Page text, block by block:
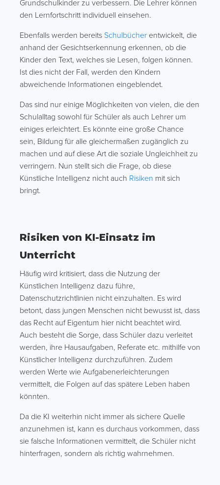
Grundschulkinder zu verbessern. Die Lehrer können
den Lernfortschritt individuell einsehen.
Ebenfalls werden bereits Schulbücher entwickelt, die
anhand der Gesichtserkennung erkennen, ob die
Kinder den Text, welches sie Lesen, folgen können.
Ist dies nicht der Fall, werden den Kindern
abweichende Informationen eingeblendet.
Das sind nur einige Möglichkeiten von vielen, die den
Schulalltag sowohl für Schüler als auch Lehrer um
einiges erleichtert. Es könnte eine große Chance
sein, Bildung für alle gleichermaßen zugänglich zu
machen und auf diese Art die soziale Ungleichheit zu
verringern. Nun stellt sich die Frage, ob diese
Künstliche Intelligenz nicht auch Risiken mit sich
bringt.
Risiken von KI-Einsatz im
Unterricht
Häufig wird kritisiert, dass die Nutzung der
Künstlichen Intelligenz dazu führe,
Datenschutzrichtlinien nicht einzuhalten. Es wird
betont, dass jungen Menschen nicht bewusst ist, dass
das Recht auf Eigentum hier nicht beachtet wird.
Auch besteht die Sorge, dass Schüler dazu verleitet
werden, ihre Hausaufgaben, Referate etc. mithilfe von
Künstlicher Intelligenz durchzuführen. Zudem
werden Werte wie Aufgabenerleichterungen
vermittelt, die Folgen auf das spätere Leben haben
könnten.
Da die KI weiterhin nicht immer als sichere Quelle
anzunehmen ist, kann es durchaus vorkommen, dass
sie falsche Informationen vermittelt, die Schüler nicht
hinterfragen, sondern als richtig wahrnehmen.